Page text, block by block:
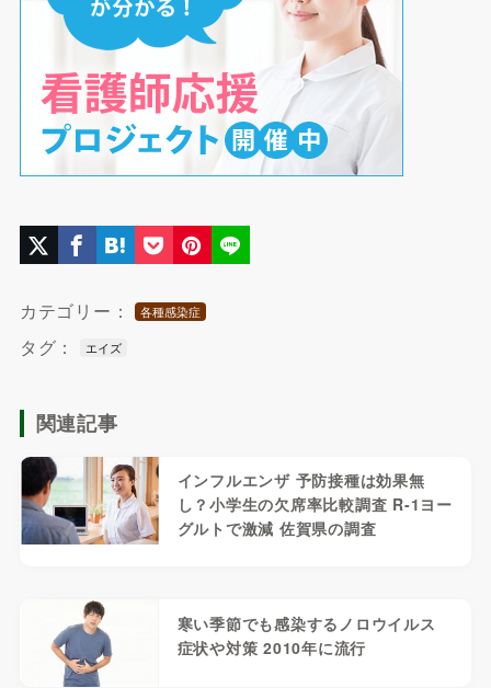
カテゴリー： 各種感染症
タグ： エイズ
関連記事
インフルエンザ 予防接種は効果無
し？小学生の欠席率比較調査 R-1ヨー
グルトで激減 佐賀県の調査
寒い季節でも感染するノロウイルス
症状や対策 2010年に流行